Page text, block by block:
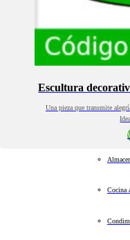
Escultura
Una pieza que transmite
Cocina